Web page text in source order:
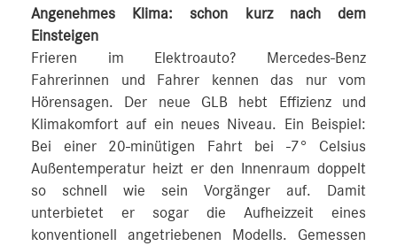
Angenehmes Klima: schon kurz nach dem
Einsteigen
Frieren im Elektroauto? Mercedes‑Benz
Fahrerinnen und Fahrer kennen das nur vom
Hörensagen. Der neue GLB hebt Effizienz und
Klimakomfort auf ein neues Niveau. Ein Beispiel:
Bei einer 20-minütigen Fahrt bei ‑7° Celsius
Außentemperatur heizt er den Innenraum doppelt
so schnell wie sein Vorgänger auf. Damit
unterbietet er sogar die Aufheizzeit eines
konventionell angetriebenen Modells. Gemessen